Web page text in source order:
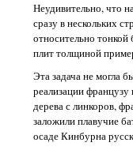
Неудивительно, что
сразу в нескольких
относительно
плит толщиной
Эта задача не могла
реализации
дерева с линкоров,
заложили плавучие
осаде Кинбурна